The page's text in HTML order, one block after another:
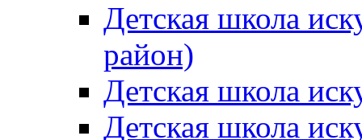
Детская школа
район)
Детская школа
Детская школа